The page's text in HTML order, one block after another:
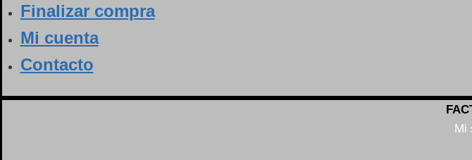
Finalizar compra
Mi cuenta
Contacto
Mi